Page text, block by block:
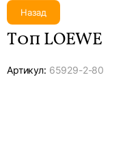
Назад
Топ LOEWE
Артикул: 65929-2-80